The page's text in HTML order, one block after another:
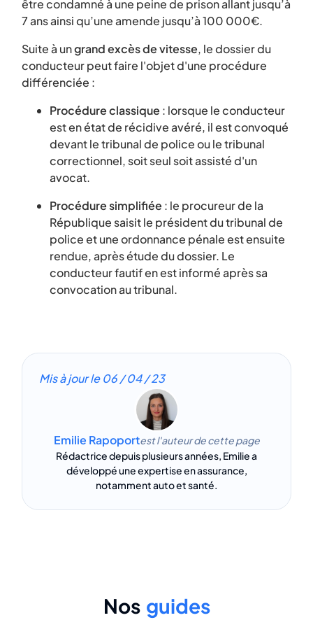
être condamné à une peine de prison allant jusqu’à
7 ans ainsi qu’une amende jusqu’à 100 000€.
Suite à ungrand excès de vitesse, le dossier du
conducteur peut faire l'objet d'une procédure
différenciée :
Procédure classique : lorsque le conducteur
est en état de récidive avéré, il est convoqué
devant le tribunal de police ou le tribunal
correctionnel, soit seul soit assisté d'un
avocat.
Procédure simplifiée : le procureur de la
République saisit le président du tribunal de
police et une ordonnance pénale est ensuite
rendue, après étude du dossier. Le
conducteur fautif en est informé après sa
convocation au tribunal.
Mis à jour le06 / 04 / 23
Emilie Rapoportest l'auteur de cette page
Rédactrice depuis plusieurs années, Emilie a
développé une expertise en assurance,
notamment auto et santé.
Nos guides